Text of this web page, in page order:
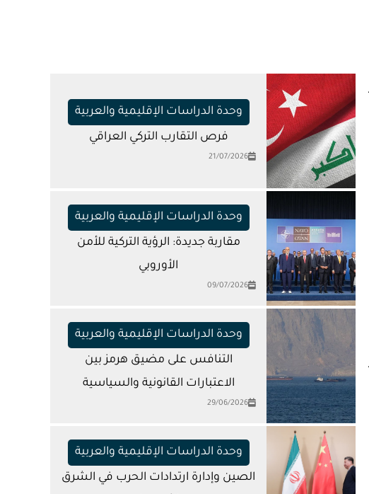
وحدة الدراسات الإقليمية والعربية
فرص التقارب التركي العراقي
21/07/2026
وحدة الدراسات الإقليمية والعربية
مقاربة جديدة: الرؤية التركية للأمن
الأوروبي
09/07/2026
وحدة الدراسات الإقليمية والعربية
التنافس على مضيق هرمز بين
الاعتبارات القانونية والسياسية
29/06/2026
وحدة الدراسات الإقليمية والعربية
الصين وإدارة ارتدادات الحرب في الشرق